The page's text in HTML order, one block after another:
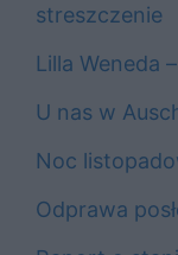
streszczenie
Lilla Weneda
U nas w
Noc
Odprawa